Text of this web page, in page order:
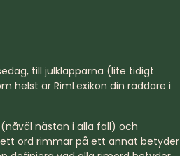
till julklapparna (lite tidigt
helst är RimLexikon din räddare i
nästan i alla fall) och
ord rimmar på ett annat betyder